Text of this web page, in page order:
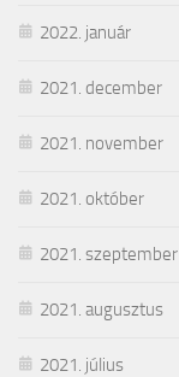
2022. január
2021. december
2021. november
2021. október
2021. szeptember
2021. augusztus
2021. július